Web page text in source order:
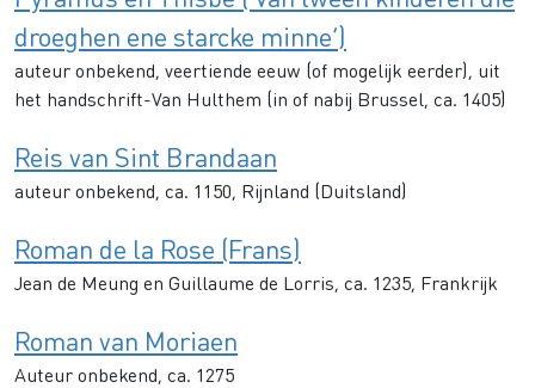
droeghen ene starcke minne’)
auteur onbekend, veertiende eeuw (of mogelijk eerder), uit
het handschrift-Van Hulthem (in of nabij Brussel, ca. 1405)
Reis van Sint Brandaan
auteur onbekend, ca. 1150, Rijnland (Duitsland)
Roman de la Rose (Frans)
Jean de Meung en Guillaume de Lorris, ca. 1235, Frankrijk
Roman van Moriaen
Auteur onbekend, ca. 1275